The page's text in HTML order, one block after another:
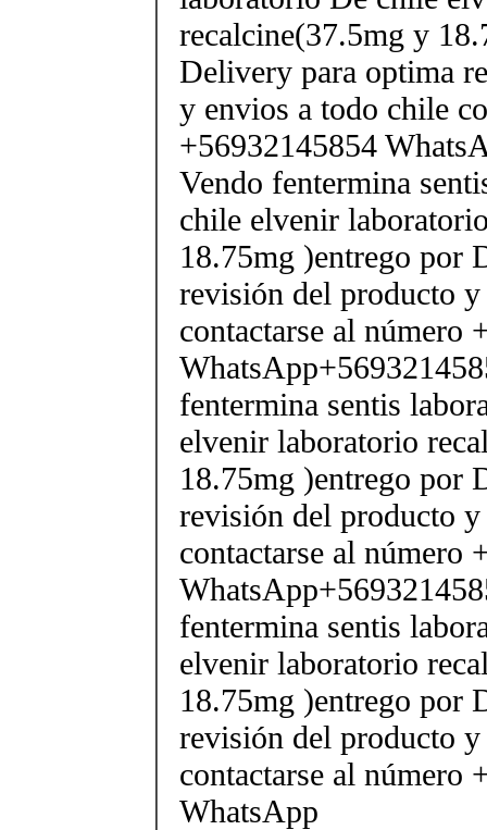
recalcine(37.5mg y
Delivery para optima
y envios a todo chile
+56932145854
Vendo fentermina
chile elvenir
18.75mg )entrego por
revisión del producto
contactarse al número
fentermina sentis
elvenir laboratorio
18.75mg )entrego por
revisión del producto
contactarse al número
fentermina sentis
elvenir laboratorio
18.75mg )entrego por
revisión del producto
contactarse al número
WhatsApp